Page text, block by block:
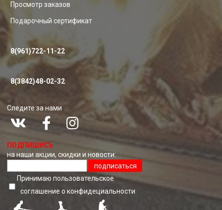
Просмотр заказов
Подарочный сертификат
8(961)722-11-22
8(3842)48-02-32
Следите за нами
ПОДПИШИСЬ
на наши акции, скидки и новости:
подписаться
Принимаю пользовательское
соглашение о конфидециальноcти